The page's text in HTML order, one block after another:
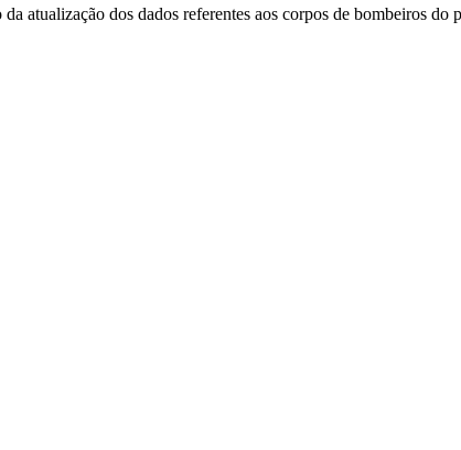
atualização dos dados referentes aos corpos de bombeiros